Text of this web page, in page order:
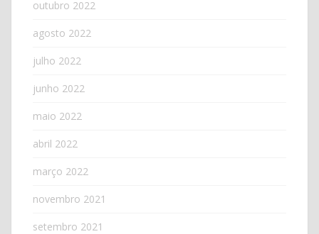
outubro 2022
agosto 2022
julho 2022
junho 2022
maio 2022
abril 2022
março 2022
novembro 2021
setembro 2021